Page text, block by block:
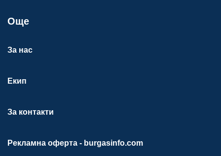
Още
За нас
Екип
За контакти
Рекламна оферта - burgasinfo.com